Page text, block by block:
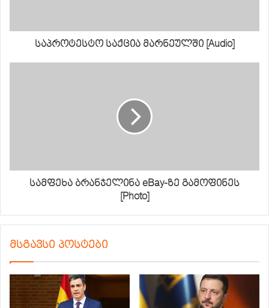
საპროტესტო საქცია მარნეულში [Audio]
სამფეხა ბრანჯელინა eBay-ზე გამოფინეს
[Photo]
მსგავსი პოსტები